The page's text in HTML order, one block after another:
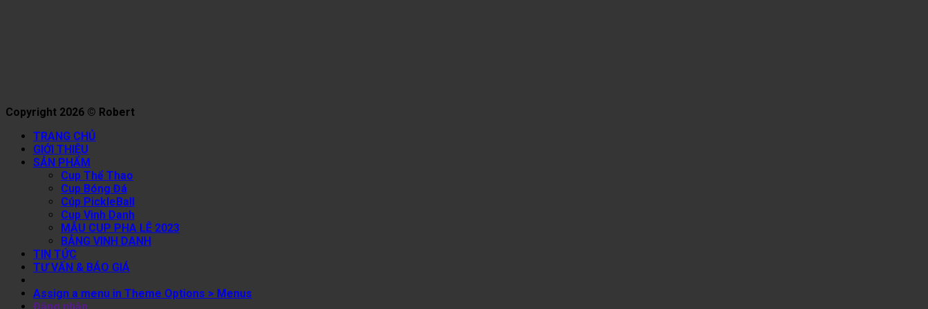
Copyright 2026 © Robert
TRANG CHỦ
GIỚI THIỆU
SẢN PHẨM
Cup Thể Thao
Cup Bóng Đá
Cúp PickleBall
Cup Vinh Danh
MẪU CUP PHA LÊ 2023
BẢNG VINH DANH
TIN TỨC
TƯ VẤN & BÁO GIÁ
Assign a menu in Theme Options > Menus